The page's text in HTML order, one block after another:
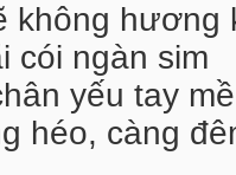
không hương
cói ngàn sim
yếu tay
héo, càng